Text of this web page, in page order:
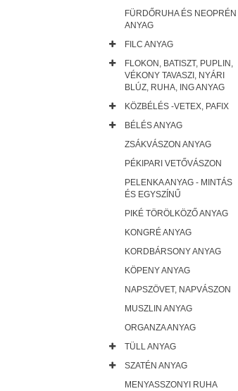
FÜRDŐRUHA ÉS NEOPRÉN
ANYAG
FILC ANYAG
FLOKON, BATISZT, PUPLIN,
VÉKONY TAVASZI, NYÁRI
BLÚZ, RUHA, ING ANYAG
KÖZBÉLÉS -VETEX, PAFIX
BÉLÉS ANYAG
ZSÁKVÁSZON ANYAG
PÉKIPARI VETŐVÁSZON
PELENKA ANYAG - MINTÁS
ÉS EGYSZÍNŰ
PIKÉ TÖRÖLKÖZŐ ANYAG
KONGRÉ ANYAG
KORDBÁRSONY ANYAG
KÖPENY ANYAG
NAPSZÖVET, NAPVÁSZON
MUSZLIN ANYAG
ORGANZA ANYAG
TÜLL ANYAG
SZATÉN ANYAG
MENYASSZONYI RUHA